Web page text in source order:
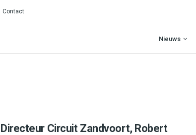
Contact
Nieuws
Directeur Circuit Zandvoort, Robert